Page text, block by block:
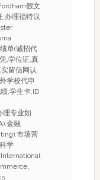
假文
办理福特汉
单(诚招代
,学位证,真
留信网认
学校代申
,学生卡,ID
理专业如
金融
市场营
学
、